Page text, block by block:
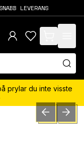
LEVERANS
items in cart,
prylar du inte visste
PREVIOUSNEXT